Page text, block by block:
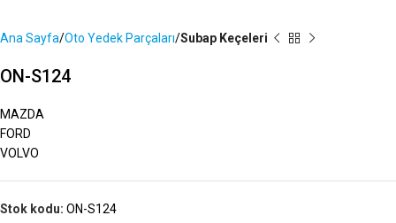
Ana Sayfa Oto Yedek Parçaları Subap Keçeleri
ON-S124
MAZDA
FORD
VOLVO
Stok kodu: ON-S124